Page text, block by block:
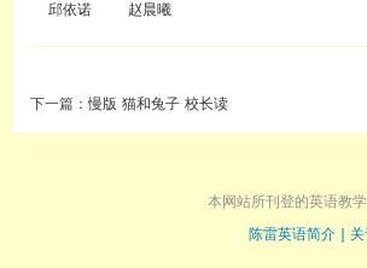
邱依诺 赵晨曦
下一篇：慢版 猫和兔子 校长读
本网站所刊登的英语教
陈雷英语简介